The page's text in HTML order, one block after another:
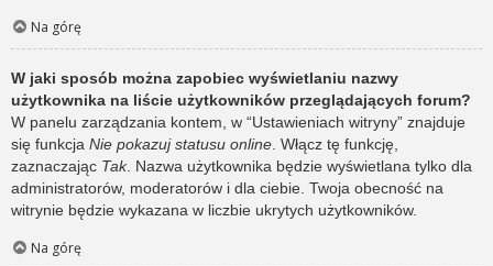
Na górę
W jaki sposób można zapobiec wyświetlaniu nazwy
użytkownika na liście użytkowników przeglądających forum?
W panelu zarządzania kontem, w “Ustawieniach witryny” znajduje
się funkcja Nie pokazuj statusu online . Włącz tę funkcję,
zaznaczając Tak. Nazwa użytkownika będzie wyświetlana tylko dla
administratorów, moderatorów i dla ciebie. Twoja obecność na
witrynie będzie wykazana w liczbie ukrytych użytkowników.
Na górę